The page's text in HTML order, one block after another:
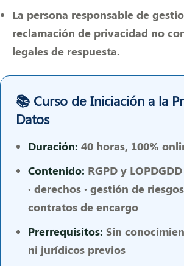
La persona responsable de
reclamación de privacidad no
legales de respuesta.
📚 Curso de Iniciación a la
Datos
Duración: 40 horas, 100%
Contenido: RGPD y
· derechos · gestión de riesgos
contratos de encargo
Prerrequisitos: Sin
ni jurídicos previos